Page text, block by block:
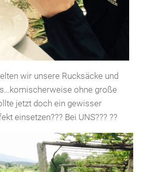
wir unsere Rucksäcke und
ohne große
jetzt doch ein gewisser
einsetzen??? Bei UNS??? ??